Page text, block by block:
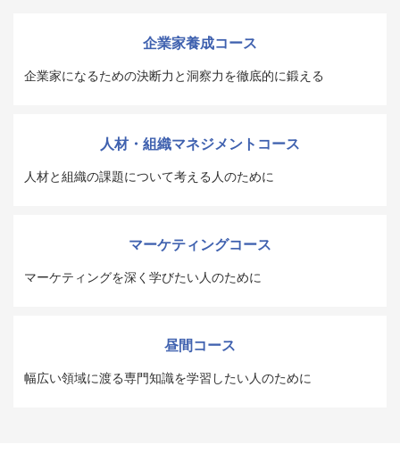
企業家養成コース
企業家になるための決断力と洞察力を徹底的に鍛える
人材・組織マネジメントコース
人材と組織の課題について考える人のために
マーケティングコース
マーケティングを深く学びたい人のために
昼間コース
幅広い領域に渡る専門知識を学習したい人のために